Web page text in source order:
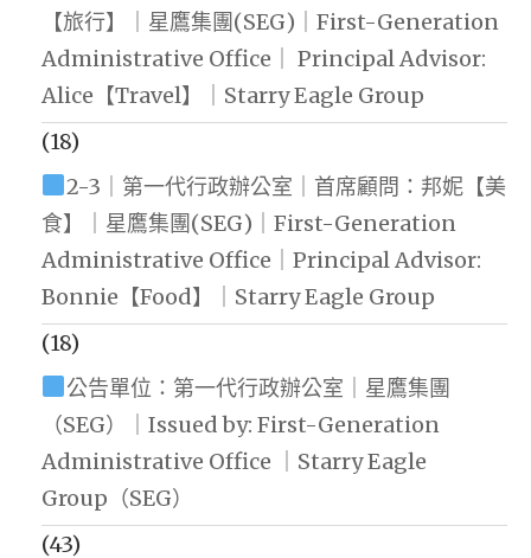
【旅行】｜星鷹集團(SEG)｜First-Generation
Administrative Office｜ Principal Advisor:
Alice【Travel】｜Starry Eagle Group
(18)
2-3｜第一代行政辦公室｜首席顧問：邦妮【美
食】｜星鷹集團(SEG)｜First-Generation
Administrative Office｜Principal Advisor:
Bonnie【Food】｜Starry Eagle Group
(18)
公告單位：第一代行政辦公室｜星鷹集團
（SEG）｜Issued by: First-Generation
Administrative Office ｜Starry Eagle
Group（SEG）
(43)